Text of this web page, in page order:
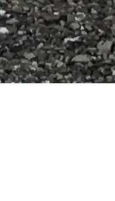
Skapad med ❤️ för resenärer
av någon som liknar dem.
Din personliga guide till
Birkenau. Fråga mig om
💬